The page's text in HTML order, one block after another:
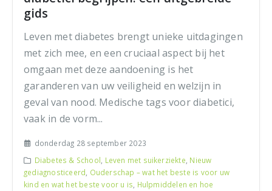
gids
Leven met diabetes brengt unieke uitdagingen
met zich mee, en een cruciaal aspect bij het
omgaan met deze aandoening is het
garanderen van uw veiligheid en welzijn in
geval van nood. Medische tags voor diabetici,
vaak in de vorm...
donderdag 28 september 2023
Diabetes & School Leven met suikerziekte Nieuw
gediagnosticeerd Ouderschap – wat het beste is voor uw
kind en wat het beste voor u is Hulpmiddelen en hoe